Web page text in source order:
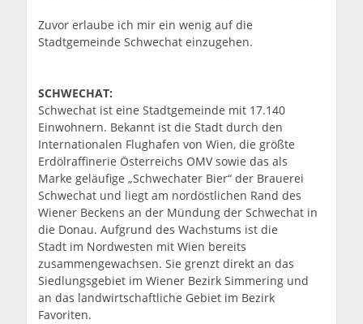
Zuvor erlaube ich mir ein wenig auf die
Stadtgemeinde Schwechat einzugehen.
SCHWECHAT:
Schwechat ist eine Stadtgemeinde mit 17.140
Einwohnern. Bekannt ist die Stadt durch den
Internationalen Flughafen von Wien, die größte
Erdölraffinerie Österreichs OMV sowie das als
Marke geläufige „Schwechater Bier“ der Brauerei
Schwechat und liegt am nordöstlichen Rand des
Wiener Beckens an der Mündung der Schwechat in
die Donau. Aufgrund des Wachstums ist die
Stadt im Nordwesten mit Wien bereits
zusammengewachsen. Sie grenzt direkt an das
Siedlungsgebiet im Wiener Bezirk Simmering und
an das landwirtschaftliche Gebiet im Bezirk
Favoriten.